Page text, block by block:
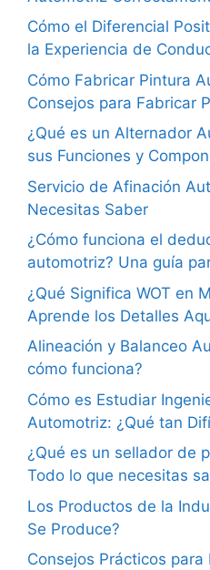
Cómo el Diferencial
la Experiencia de
Cómo Fabricar Pintura
Consejos para Fabricar
¿Qué es un Alternador
sus Funciones y
Servicio de Afinación
Necesitas Saber
¿Cómo funciona el
automotriz? Una guía
¿Qué Significa WOT en
Aprende los Detalles
Alineación y Balanceo
cómo funciona?
Cómo es Estudiar
Automotriz: ¿Qué tan
¿Qué es un sellador de
Todo lo que necesitas
Los Productos de la
Se Produce?
Consejos Prácticos